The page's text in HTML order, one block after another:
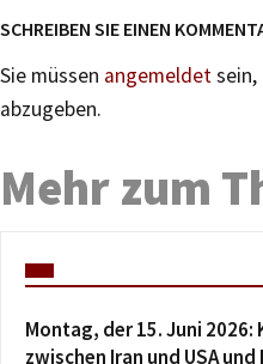
SCHREIBEN SIE EINEN
Sie müssen angemeldet
abzugeben.
Mehr zum
Montag, der 15. Juni 2026:
zwischen Iran und USA